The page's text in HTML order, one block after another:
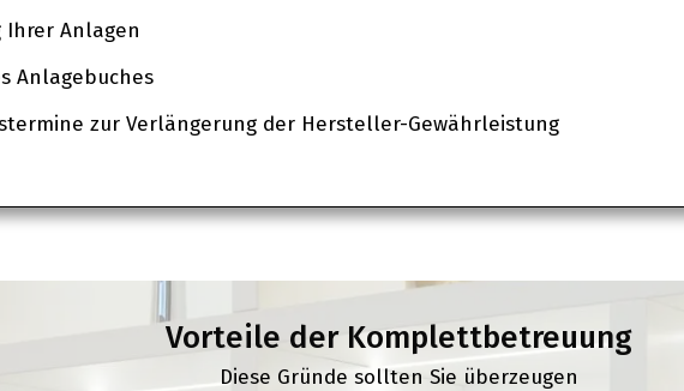
Ihrer Anlagen
Anlagebuches
zur Verlängerung der Hersteller-Gewährleistung
Vorteile der Komplettbetreuung
Diese Gründe sollten Sie überzeugen